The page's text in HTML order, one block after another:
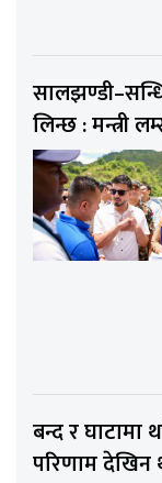
लिन्छ : मन्त्री
बन्द र घाटामा
परिणाम देखिन